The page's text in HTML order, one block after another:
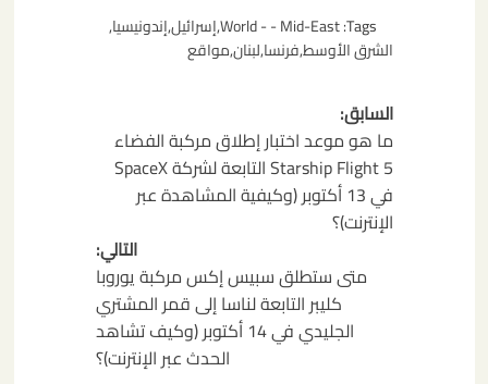
Tags:
World - - Mid-East
,إسرائيل,إندونيسيا,
الشرق الأوسط,فرنسا,لبنان,مواقع
تصفّح
المقالات
السابق:
ما هو موعد اختبار إطلاق مركبة الفضاء
Starship Flight 5 التابعة لشركة SpaceX
في 13 أكتوبر (وكيفية المشاهدة عبر
الإنترنت)؟
التالي:
متى ستطلق سبيس إكس مركبة يوروبا
كليبر التابعة لناسا إلى قمر المشتري
الجليدي في 14 أكتوبر (وكيف تشاهد
الحدث عبر الإنترنت)؟